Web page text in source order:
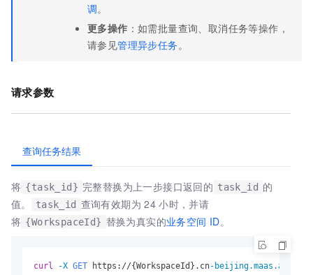
调。
更多操作 ：如需批量查询、取消任务等操作，
请参见管理异步任务 。
请求参数
查询任务结果
将 {task_id} 完整替换为上一步接口返回的 task_id 的
值。
task_id 查询有效期为 24 小时， 并请
将 {WorkspaceId} 替换为真实的业务空间 ID。
curl -X GET https://{WorkspaceId}.cn-